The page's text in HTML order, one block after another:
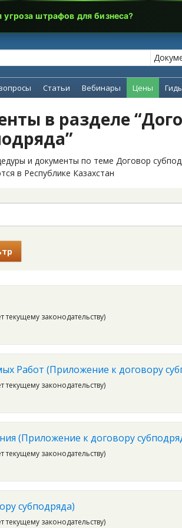
Статьи Вебинары Цены
в разделе
и документы по теме Договор
в Республике Казахстан
текущему законодательству)
Работ (Приложение к договору
текущему законодательству)
(Приложение к договору
текущему законодательству)
субподряда)
текущему законодательству)
угроза штрафов для бизнеса?